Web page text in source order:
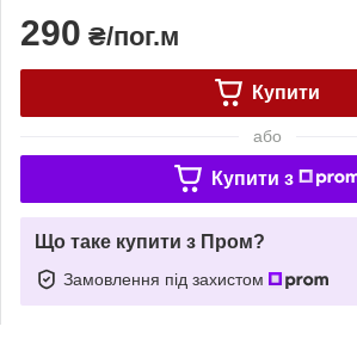
290 ₴/пог.м
Купити
або
Купити з
Що таке купити з Пром?
Замовлення під захистом